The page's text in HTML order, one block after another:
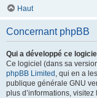
Haut
Concernant phpBB
Qui a développé ce
Ce logiciel (dans sa
phpBB Limited , qui en a
publique générale GNU
plus d’informations, visitez